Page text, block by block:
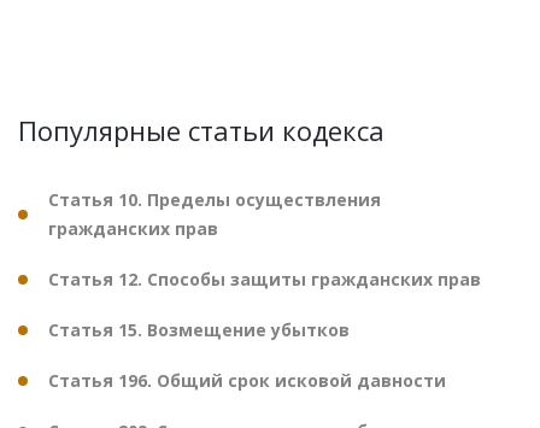
Популярные статьи кодекса
Статья 10. Пределы осуществления
гражданских прав
Статья 12. Способы защиты гражданских прав
Статья 15. Возмещение убытков
Статья 196. Общий срок исковой давности